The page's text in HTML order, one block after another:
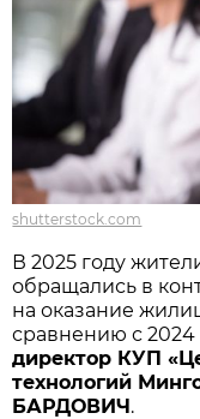
shutterstock.com
В 2025 году
обращались в
на оказание
сравнению с
директор КУП
технологий
БАРДОВИЧ.